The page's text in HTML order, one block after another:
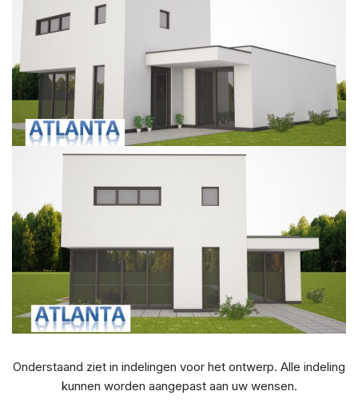
Onderstaand ziet in indelingen voor het ontwerp. Alle indeling
kunnen worden aangepast aan uw wensen.